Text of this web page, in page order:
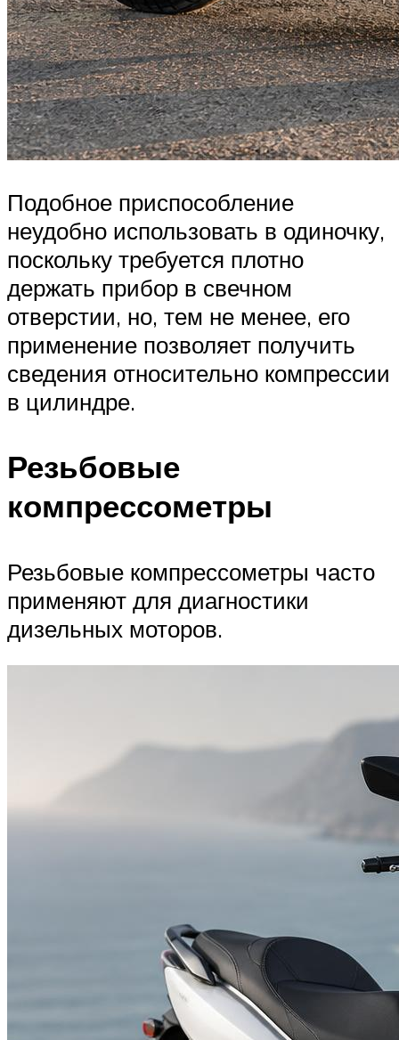
Подобное приспособление
неудобно использовать в одиночку,
поскольку требуется плотно
держать прибор в свечном
отверстии, но, тем не менее, его
применение позволяет получить
сведения относительно компрессии
в цилиндре.
Резьбовые
компрессометры
Резьбовые компрессометры часто
применяют для диагностики
дизельных моторов.